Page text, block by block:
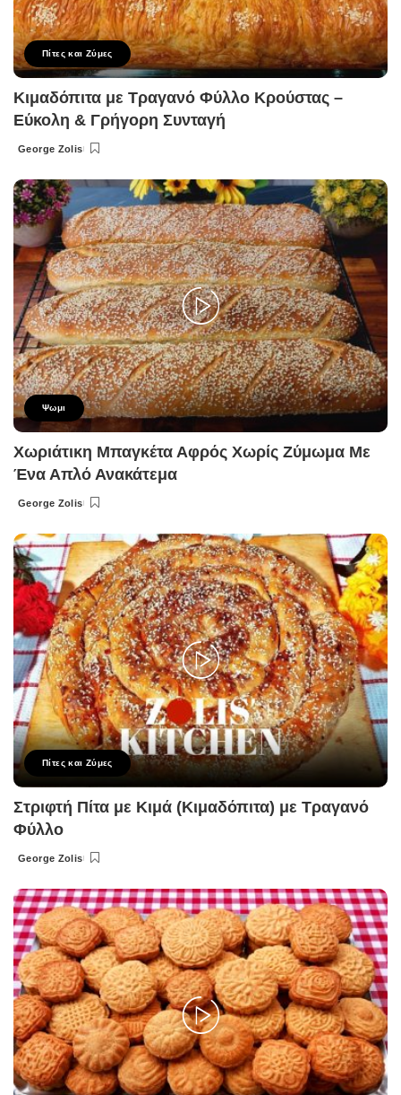
Πίτες και Ζύμες
Κιμαδόπιτα με Τραγανό Φύλλο Κρούστας –
Εύκολη & Γρήγορη Συνταγή
Posted
George Zolis
Ψωμι
Χωριάτικη Μπαγκέτα Αφρός Χωρίς Ζύμωμα Με
Ένα Απλό Ανακάτεμα
Posted
George Zolis
Πίτες και Ζύμες
Στριφτή Πίτα με Κιμά (Κιμαδόπιτα) με Τραγανό
Φύλλο
Posted
George Zolis